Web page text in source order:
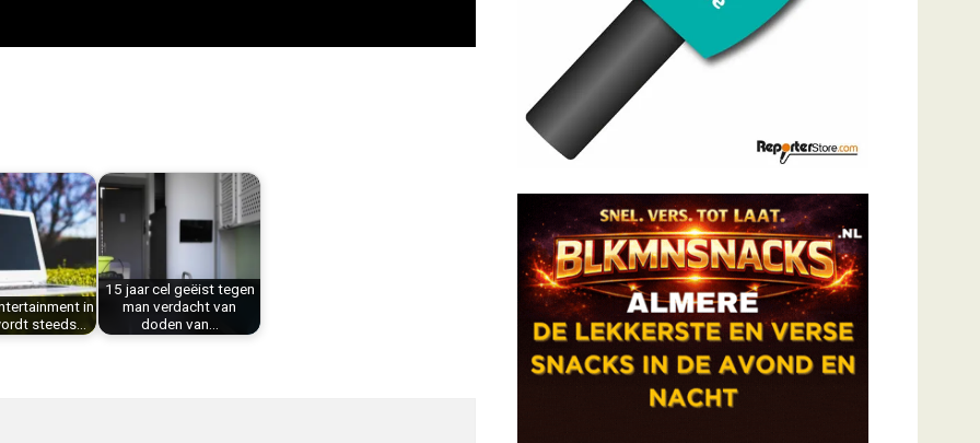
in
steeds…
15 jaar cel geëist tegen
man verdacht van
doden van…